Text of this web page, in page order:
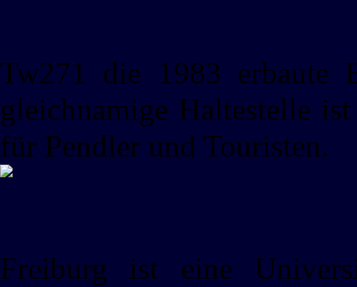
Tw271 die 1983 erbaute
gleichnamige Haltestelle
für Pendler und Touristen.
Freiburg ist eine